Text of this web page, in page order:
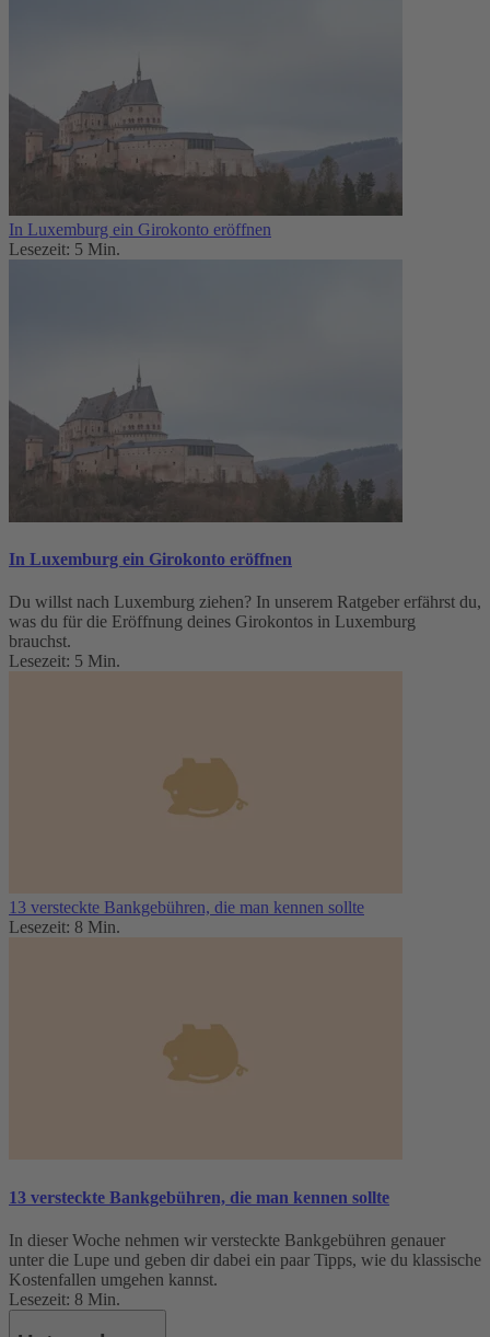
In Luxemburg ein Girokonto eröffnen
Lesezeit: 5 Min.
In Luxemburg ein Girokonto eröffnen
Du willst nach Luxemburg ziehen? In unserem Ratgeber erfährst du,
was du für die Eröffnung deines Girokontos in Luxemburg
brauchst.
Lesezeit: 5 Min.
13 versteckte Bankgebühren, die man kennen sollte
Lesezeit: 8 Min.
13 versteckte Bankgebühren, die man kennen sollte
In dieser Woche nehmen wir versteckte Bankgebühren genauer
unter die Lupe und geben dir dabei ein paar Tipps, wie du klassische
Kostenfallen umgehen kannst.
Lesezeit: 8 Min.